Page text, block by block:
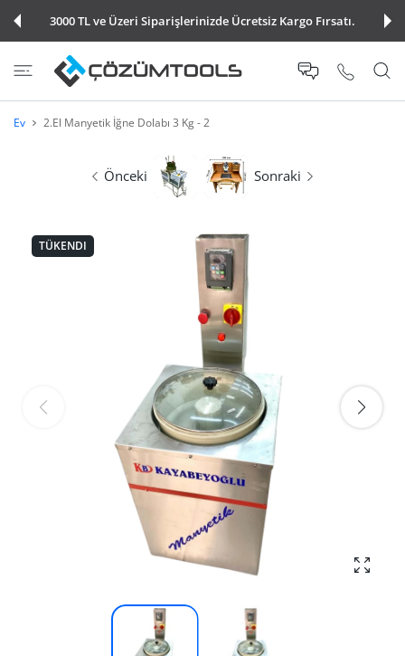
ATLA 3000 TL ve Üzeri Siparişlerinizde Ücretsiz Kargo Fırsatı.
Ev 2.El Manyetik İğne Dolabı 3 Kg - 2
Önceki Sonraki
TÜKENDI